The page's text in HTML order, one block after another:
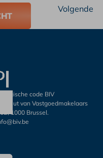
Volgende
code BIV
van Vastgoedmakelaars
1000 Brussel.